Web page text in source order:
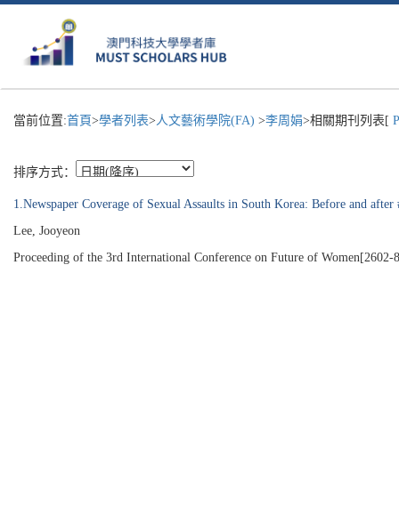
當前位置:首頁>學者列表>人文藝術學院(FA) >李周娟>相關期刊列表[
排序方式：
1.Newspaper Coverage of Sexual Assaults in South Korea: Before and
Lee, Jooyeon
Proceeding of the 3rd International Conference on Future of Women[2602-